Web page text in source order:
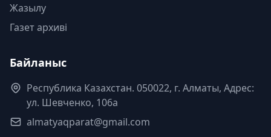
Жазылу
Газет архиві
Байланыс
Республика Казахстан. 050022, г. Алматы, Адрес:
ул. Шевченко, 106а
almatyaqparat@gmail.com